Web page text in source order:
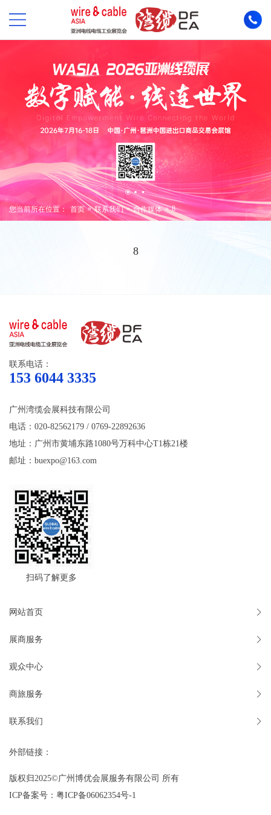
您当前所在位置： 首页 » 联系我们 » 合作媒体 » 8
8
联系电话：
153 6044 3335
广州湾缆会展科技有限公司
电话：020-82562179 / 0769-22892636
地址：广州市黄埔东路1080号万科中心T1栋21楼
邮址：buexpo@163.com
扫码了解更多
网站首页
展商服务
观众中心
商旅服务
联系我们
外部链接：
版权归2025©广州博优会展服务有限公司 所有
ICP备案号： 粤ICP备06062354号-1